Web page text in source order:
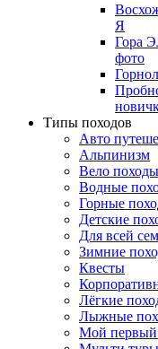
Я
Гора
фото
Типы походов
Авто
Альпинизм
Вело походы
Водные
Горные
Детские
Для всей
Зимние
Квесты
Лёгкие
Лыжные
Мой первый